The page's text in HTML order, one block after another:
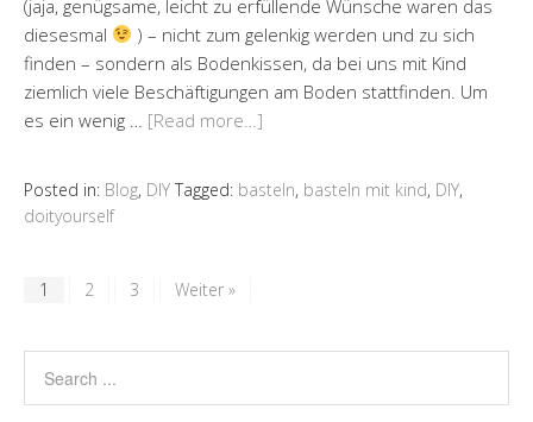
(jaja, genügsame, leicht zu erfüllende Wünsche waren das
diesesmal
) – nicht zum gelenkig werden und zu sich
finden – sondern als Bodenkissen, da bei uns mit Kind
ziemlich viele Beschäftigungen am Boden stattfinden. Um
es ein wenig … [Read more…]
Posted in: Blog, DIY Tagged: basteln, basteln mit kind, DIY,
doityourself
1 2 3 Weiter »